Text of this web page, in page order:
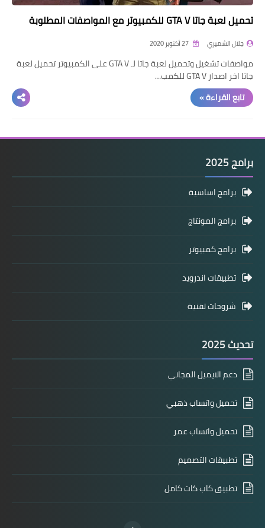
تحميل لعبة جاتا GTA V للكمبيوتر مع المواصفات المطلوبة
جلال الشميري
مواصفات تشغيل وتحميل لعبة جاتا لـ GTA V على الكمبيوتر تحميل لعبة
جاتا اخر اصدار GTA V للكمب…
تابع القراءة »
برامج 2025
برامج اساسية
برامج المونتاج
برامج كمبيوتر
تطبيقات اندرويد
شروحات تقنية
تحديث 2025
دعم الايميل المجاني
تحميل واتساب ذهبي
تحميل واتساب عمر
تطبيقات التصميم
تطبيق كاب كات كامل